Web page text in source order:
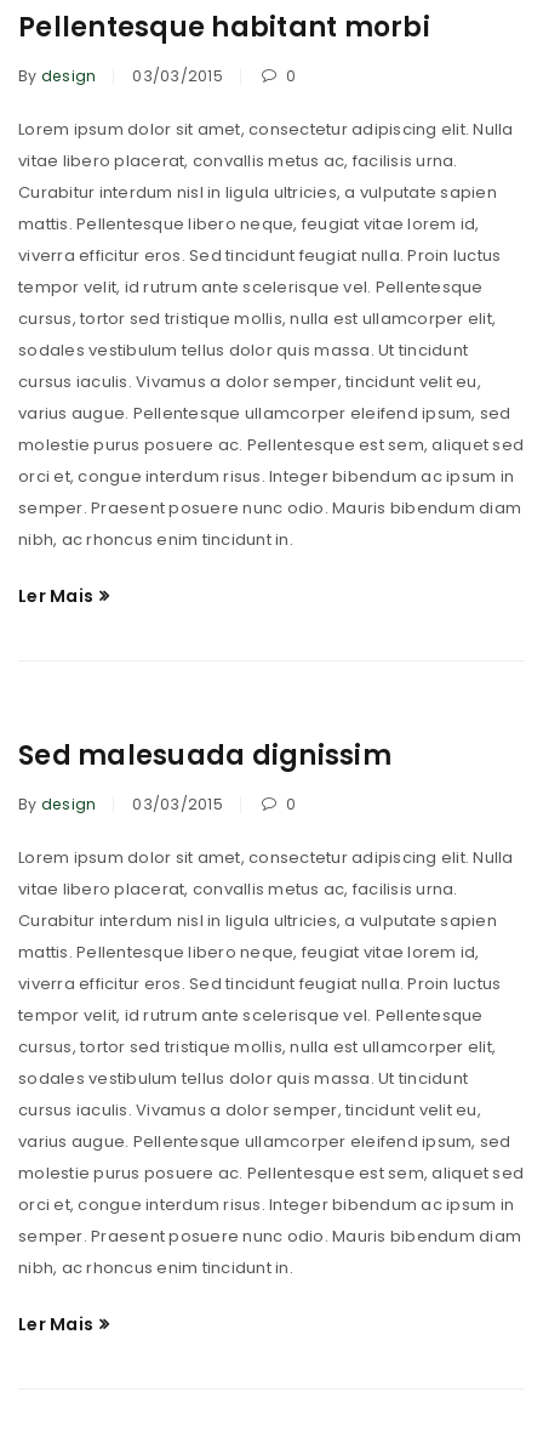
Pellentesque habitant morbi
By design 03/03/2015 0
Lorem ipsum dolor sit amet, consectetur adipiscing elit. Nulla
vitae libero placerat, convallis metus ac, facilisis urna.
Curabitur interdum nisl in ligula ultricies, a vulputate sapien
mattis. Pellentesque libero neque, feugiat vitae lorem id,
viverra efficitur eros. Sed tincidunt feugiat nulla. Proin luctus
tempor velit, id rutrum ante scelerisque vel. Pellentesque
cursus, tortor sed tristique mollis, nulla est ullamcorper elit,
sodales vestibulum tellus dolor quis massa. Ut tincidunt
cursus iaculis. Vivamus a dolor semper, tincidunt velit eu,
varius augue. Pellentesque ullamcorper eleifend ipsum, sed
molestie purus posuere ac. Pellentesque est sem, aliquet sed
orci et, congue interdum risus. Integer bibendum ac ipsum in
semper. Praesent posuere nunc odio. Mauris bibendum diam
nibh, ac rhoncus enim tincidunt in.
Ler Mais
Sed malesuada dignissim
By design 03/03/2015 0
Lorem ipsum dolor sit amet, consectetur adipiscing elit. Nulla
vitae libero placerat, convallis metus ac, facilisis urna.
Curabitur interdum nisl in ligula ultricies, a vulputate sapien
mattis. Pellentesque libero neque, feugiat vitae lorem id,
viverra efficitur eros. Sed tincidunt feugiat nulla. Proin luctus
tempor velit, id rutrum ante scelerisque vel. Pellentesque
cursus, tortor sed tristique mollis, nulla est ullamcorper elit,
sodales vestibulum tellus dolor quis massa. Ut tincidunt
cursus iaculis. Vivamus a dolor semper, tincidunt velit eu,
varius augue. Pellentesque ullamcorper eleifend ipsum, sed
molestie purus posuere ac. Pellentesque est sem, aliquet sed
orci et, congue interdum risus. Integer bibendum ac ipsum in
semper. Praesent posuere nunc odio. Mauris bibendum diam
nibh, ac rhoncus enim tincidunt in.
Ler Mais